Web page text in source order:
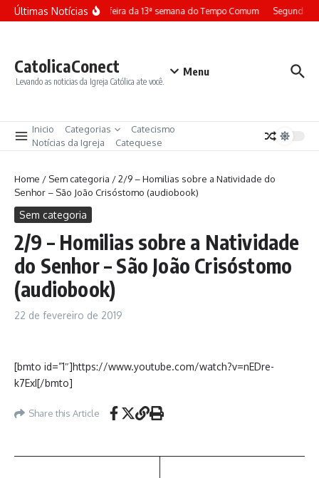
Ir para o conteúdo
Últimas NotíciasTerça-feira da 13ª semana do Tempo Comum Segunda-
CatolicaConect
Levando as noticias da Igreja Católica ate você.
Menu
Inicio Categorias
Catecismo
Notícias da Igreja
Catequese
Home / Sem categoria /2/9 – Homilias sobre a Natividade do
Senhor – São João Crisóstomo (audiobook)
Sem categoria
2/9 – Homilias sobre a Natividade
do Senhor – São João Crisóstomo
(audiobook)
22 de fevereiro de 2019
[bmto id=”1″]https://www.youtube.com/watch?v=nEDre-
k7ExI[/bmto]
Share this Article